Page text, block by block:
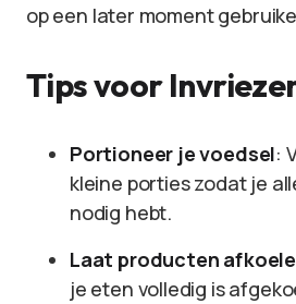
op een later moment
Tips voor
Portioneer je voedsel:
kleine porties zodat je
nodig hebt.
Laat producten
je eten volledig is